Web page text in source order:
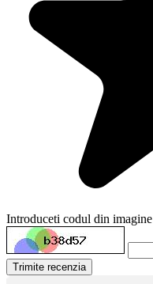
Introduceti codul din imagine
Trimite recenzia